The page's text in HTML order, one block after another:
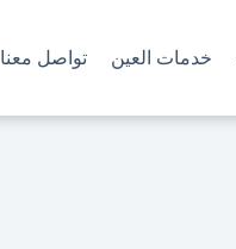
خدمات العين تواصل معنا